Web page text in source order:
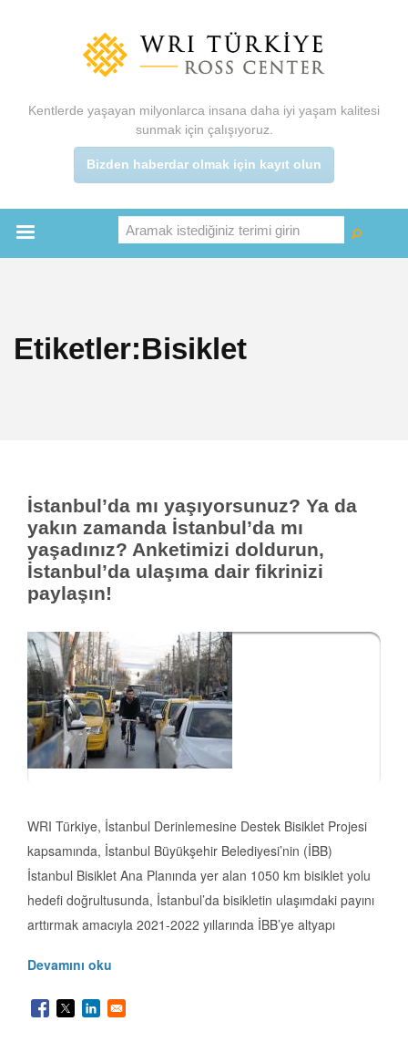
Kentlerde yaşayan milyonlarca insana daha iyi yaşam kalitesi
sunmak için çalışıyoruz.
Bizden haberdar olmak için kayıt olun
Ara
Ara
Etiketler:Bisiklet
İstanbul’da mı yaşıyorsunuz? Ya da
yakın zamanda İstanbul’da mı
yaşadınız? Anketimizi doldurun,
İstanbul’da ulaşıma dair fikrinizi
paylaşın!
WRI Türkiye, İstanbul Derinlemesine Destek Bisiklet Projesi
kapsamında, İstanbul Büyükşehir Belediyesi’nin (İBB)
İstanbul Bisiklet Ana Planında yer alan 1050 km bisiklet yolu
hedefi doğrultusunda, İstanbul’da bisikletin ulaşımdaki payını
arttırmak amacıyla 2021-2022 yıllarında İBB’ye altyapı
Devamını oku